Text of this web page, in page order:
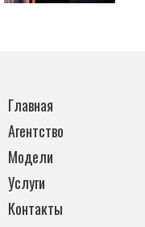
Главная
Агентство
Модели
Услуги
Контакты